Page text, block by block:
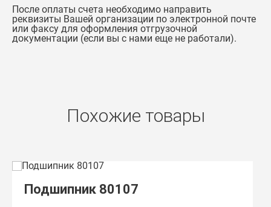
После оплаты счета необходимо направить
реквизиты Вашей организации по электронной почте
или факсу для оформления отгрузочной
документации (если вы с нами еще не работали).
Похожие товары
Подшипник 80107